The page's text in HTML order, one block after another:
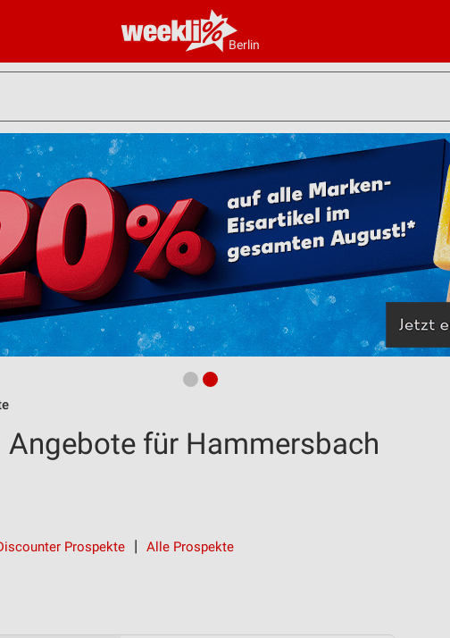
Berlin
für Hammersbach
Prospekte Alle Prospekte